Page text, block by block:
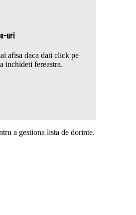
uri
afisa daca dati click pe
inchideti fereastra.
a gestiona lista de dorinte.